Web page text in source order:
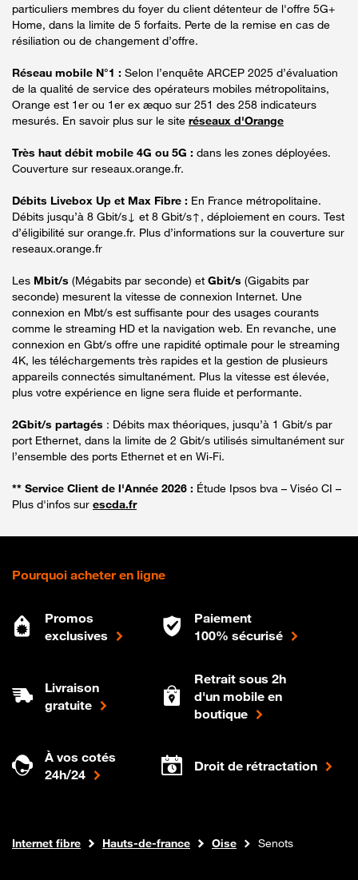
particuliers membres du foyer du client détenteur de l'offre 5G+
Home, dans la limite de 5 forfaits. Perte de la remise en cas de
résiliation ou de changement d’offre.
Réseau mobile N°1 : Selon l’enquête ARCEP 2025 d’évaluation
de la qualité de service des opérateurs mobiles métropolitains,
Orange est 1er ou 1er ex æquo sur 251 des 258 indicateurs
mesurés. En savoir plus sur le site réseaux d'Orange
Très haut débit mobile 4G ou 5G : dans les zones déployées.
Couverture sur reseaux.orange.fr.
Débits Livebox Up et Max Fibre : En France métropolitaine.
Débits jusqu’à 8 Gbit/s↓ et 8 Gbit/s↑, déploiement en cours. Test
d’éligibilité sur orange.fr. Plus d’informations sur la couverture sur
reseaux.orange.fr
Les Mbit/s (Mégabits par seconde) et Gbit/s (Gigabits par
seconde) mesurent la vitesse de connexion Internet. Une
connexion en Mbt/s est suffisante pour des usages courants
comme le streaming HD et la navigation web. En revanche, une
connexion en Gbt/s offre une rapidité optimale pour le streaming
4K, les téléchargements très rapides et la gestion de plusieurs
appareils connectés simultanément. Plus la vitesse est élevée,
plus votre expérience en ligne sera fluide et performante.
2Gbit/s partagés : Débits max théoriques, jusqu’à 1 Gbit/s par
port Ethernet, dans la limite de 2 Gbit/s utilisés simultanément sur
l’ensemble des ports Ethernet et en Wi-Fi.
** Service Client de l'Année 2026 : Étude Ipsos bva – Viséo CI –
Plus d'infos sur escda.fr
Pourquoi acheter en ligne
Promos
exclusives
Paiement
100% sécurisé
Livraison
gratuite
Retrait sous 2h
d'un mobile en
boutique
À vos cotés
24h/24
Droit de rétractation
Boutique Orange
Internet fibre Hauts-de-france Oise Senots